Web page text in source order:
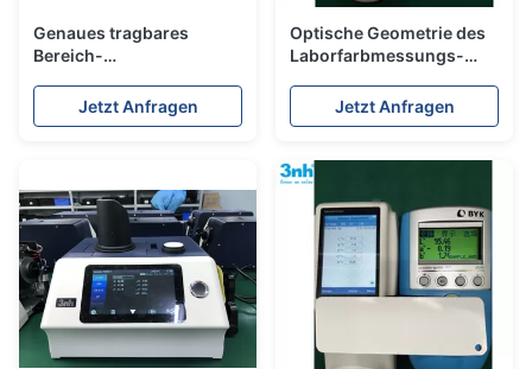
Genaues tragbares
Bereich-
Integrierungs-Bereich-
Spektrofotometer
Jetzt Anfragen
Optische Geometrie des
Laborfarbmessungs-
Jetzt Anfragen